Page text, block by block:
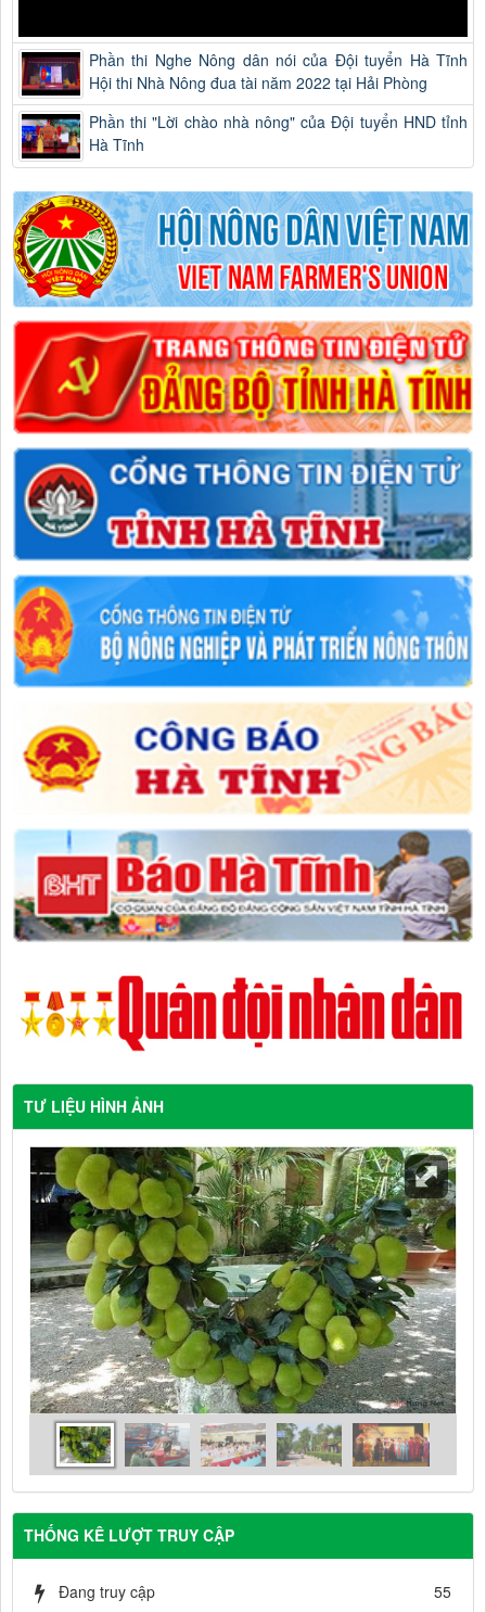
Phần thi Nghe Nông dân nói của Đội tuyển Hà Tĩnh
Hội thi Nhà Nông đua tài năm 2022 tại Hải Phòng
Phần thi "Lời chào nhà nông" của Đội tuyển HND tỉnh
Hà Tĩnh
TƯ LIỆU HÌNH ẢNH
THỐNG KÊ LƯỢT TRUY CẬP
Đang truy cập 55